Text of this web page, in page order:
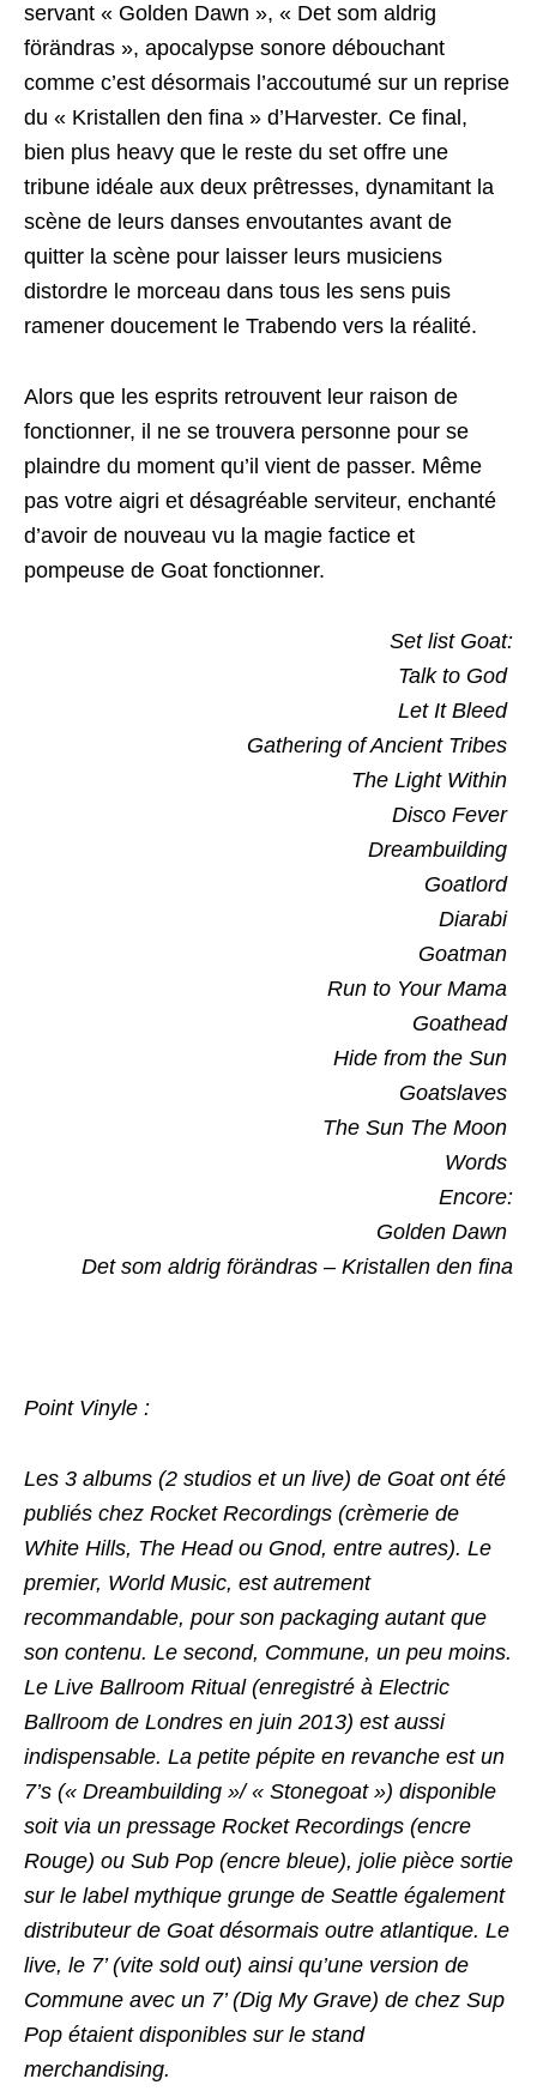
servant « Golden Dawn », « Det som aldrig
förändras », apocalypse sonore débouchant
comme c’est désormais l’accoutumé sur un reprise
du « Kristallen den fina » d’Harvester. Ce final,
bien plus heavy que le reste du set offre une
tribune idéale aux deux prêtresses, dynamitant la
scène de leurs danses envoutantes avant de
quitter la scène pour laisser leurs musiciens
distordre le morceau dans tous les sens puis
ramener doucement le Trabendo vers la réalité.
Alors que les esprits retrouvent leur raison de
fonctionner, il ne se trouvera personne pour se
plaindre du moment qu’il vient de passer. Même
pas votre aigri et désagréable serviteur, enchanté
d’avoir de nouveau vu la magie factice et
pompeuse de Goat fonctionner.
Set list Goat:
Talk to God
Let It Bleed
Gathering of Ancient Tribes
The Light Within
Disco Fever
Dreambuilding
Goatlord
Diarabi
Goatman
Run to Your Mama
Goathead
Hide from the Sun
Goatslaves
The Sun The Moon
Words
Encore:
Golden Dawn
Det som aldrig förändras – Kristallen den fina
Point Vinyle :
Les 3 albums (2 studios et un live) de Goat ont été
publiés chez Rocket Recordings (crèmerie de
White Hills, The Head ou Gnod, entre autres). Le
premier, World Music, est autrement
recommandable, pour son packaging autant que
son contenu. Le second, Commune, un peu moins.
Le Live Ballroom Ritual (enregistré à Electric
Ballroom de Londres en juin 2013) est aussi
indispensable. La petite pépite en revanche est un
7’s (« Dreambuilding »/ « Stonegoat ») disponible
soit via un pressage Rocket Recordings (encre
Rouge) ou Sub Pop (encre bleue), jolie pièce sortie
sur le label mythique grunge de Seattle également
distributeur de Goat désormais outre atlantique. Le
live, le 7’ (vite sold out) ainsi qu’une version de
Commune avec un 7’ (Dig My Grave) de chez Sup
Pop étaient disponibles sur le stand
merchandising.